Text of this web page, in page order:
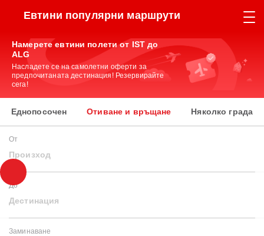
Евтини популярни маршрути
Намерете евтини полети от IST до
ALG
Насладете се на самолетни оферти за
предпочитаната дестинация! Резервирайте
сега!
Еднопосочен Отиване и връщане Няколко града
От
Произход
До
Дестинация
Заминаване